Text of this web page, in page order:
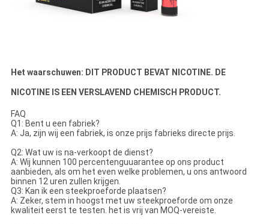
Het waarschuwen: DIT PRODUCT BEVAT NICOTINE. DE
NICOTINE IS EEN VERSLAVEND CHEMISCH PRODUCT.
FAQ
Q1: Bent u een fabriek?
A: Ja, zijn wij een fabriek, is onze prijs fabrieks directe prijs.
Q2: Wat uw is na-verkoopt de dienst?
A: Wij kunnen 100 percentenguuarantee op ons product
aanbieden, als om het even welke problemen, u ons antwoord
binnen 12 uren zullen krijgen.
Q3: Kan ik een steekproeforde plaatsen?
A: Zeker, stem in hoogst met uw steekproeforde om onze
kwaliteit eerst te testen. het is vrij van MOQ-vereiste.